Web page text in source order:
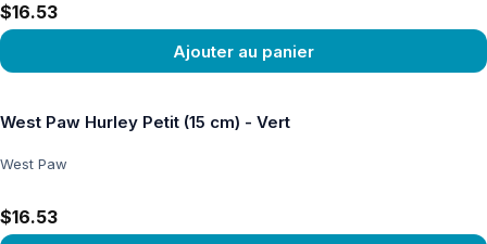
$16.53
Ajouter au panier
West Paw Hurley Petit (15 cm) - Vert
West Paw
$16.53